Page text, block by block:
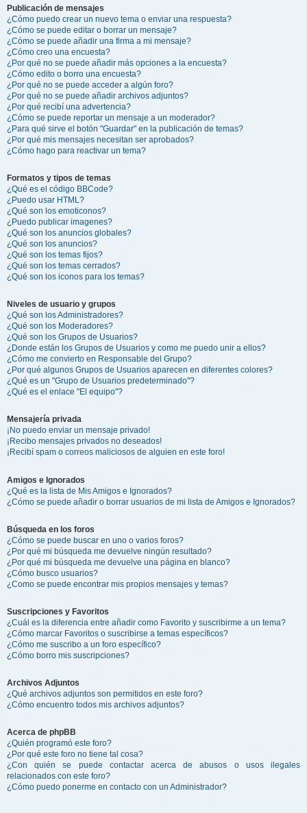
Publicación de mensajes
¿Cómo puedo crear un nuevo tema o enviar una respuesta?
¿Cómo se puede editar o borrar un mensaje?
¿Cómo se puede añadir una firma a mi mensaje?
¿Cómo creo una encuesta?
¿Por qué no se puede añadir más opciones a la encuesta?
¿Cómo edito o borro una encuesta?
¿Por qué no se puede acceder a algún foro?
¿Por qué no se puede añadir archivos adjuntos?
¿Por qué recibí una advertencia?
¿Cómo se puede reportar un mensaje a un moderador?
¿Para qué sirve el botón "Guardar" en la publicación de temas?
¿Por qué mis mensajes necesitan ser aprobados?
¿Cómo hago para reactivar un tema?
Formatos y tipos de temas
¿Qué es el código BBCode?
¿Puedo usar HTML?
¿Qué son los emoticonos?
¿Puedo publicar imagenes?
¿Qué son los anuncios globales?
¿Qué son los anuncios?
¿Qué son los temas fijos?
¿Qué son los temas cerrados?
¿Qué son los iconos para los temas?
Niveles de usuario y grupos
¿Qué son los Administradores?
¿Qué son los Moderadores?
¿Qué son los Grupos de Usuarios?
¿Donde están los Grupos de Usuarios y como me puedo unir a ellos?
¿Cómo me convierto en Responsable del Grupo?
¿Por qué algunos Grupos de Usuarios aparecen en diferentes colores?
¿Qué es un "Grupo de Usuarios predeterminado"?
¿Qué es el enlace "El equipo"?
Mensajería privada
¡No puedo enviar un mensaje privado!
¡Recibo mensajes privados no deseados!
¡Recibí spam o correos maliciosos de alguien en este foro!
Amigos e Ignorados
¿Qué es la lista de Mis Amigos e Ignorados?
¿Cómo se puede añadir o borrar usuarios de mi lista de Amigos e Ignorados?
Búsqueda en los foros
¿Cómo se puede buscar en uno o varios foros?
¿Por qué mi búsqueda me devuelve ningún resultado?
¿Por qué mi búsqueda me devuelve una página en blanco?
¿Cómo busco usuarios?
¿Como se puede encontrar mis propios mensajes y temas?
Suscripciones y Favoritos
¿Cuál es la diferencia entre añadir como Favorito y suscribirme a un tema?
¿Cómo marcar Favoritos o suscribirse a temas específicos?
¿Cómo me suscribo a un foro específico?
¿Cómo borro mis suscripciones?
Archivos Adjuntos
¿Qué archivos adjuntos son permitidos en este foro?
¿Cómo encuentro todos mis archivos adjuntos?
Acerca de phpBB
¿Quién programó este foro?
¿Por qué este foro no tiene tal cosa?
¿Con quién se puede contactar acerca de abusos o usos ilegales
relacionados con este foro?
¿Cómo puedo ponerme en contacto con un Administrador?